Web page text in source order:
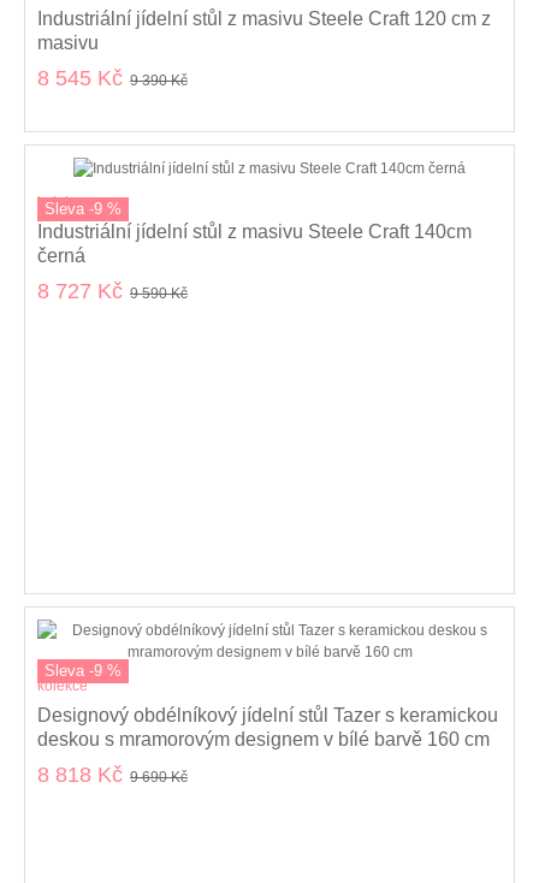
Industriální jídelní stůl z masivu Steele Craft 120 cm z
masivu
8 545 Kč 9 390 Kč
Sleva -9 %
kolekce
Industriální jídelní stůl z masivu Steele Craft 140cm
černá
8 727 Kč 9 590 Kč
Sleva -9 %
kolekce
Designový obdélníkový jídelní stůl Tazer s keramickou
deskou s mramorovým designem v bílé barvě 160 cm
8 818 Kč 9 690 Kč